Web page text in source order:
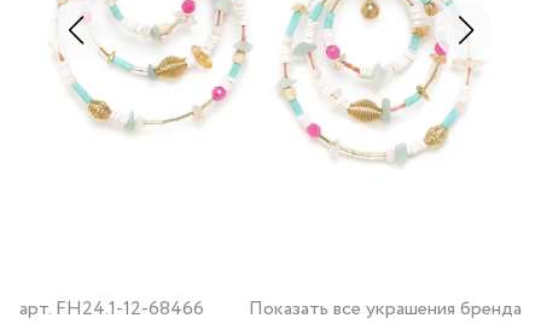
арт. FH24.1-12-68466 Показать все украшения бренда